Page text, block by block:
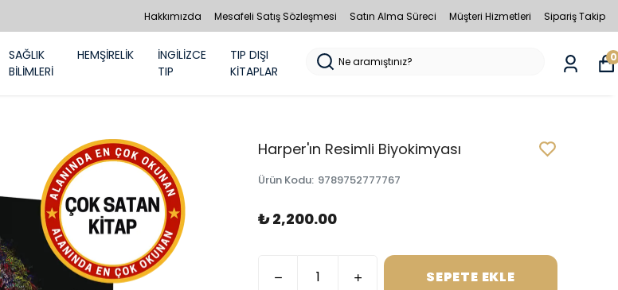
Hakkımızda Mesafeli Satış Sözleşmesi Satın Alma Süreci Müşteri Hizmetleri Sipariş Takip
SAĞLIK
BİLİMLERİ
HEMŞİRELİK
İNGİLİZCE
TIP
TIP DIŞI
KİTAPLAR
0
Harper'ın Resimli Biyokimyası
Ürün Kodu: 9789752777767
₺ 2,200.00
SEPETE EKLE